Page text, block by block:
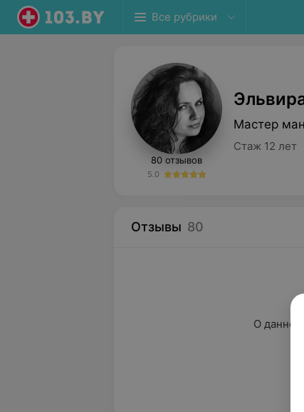
Все рубрики
80 отзывов
5.0
Мастер
Стаж 12 лет
Отзывы 80
О